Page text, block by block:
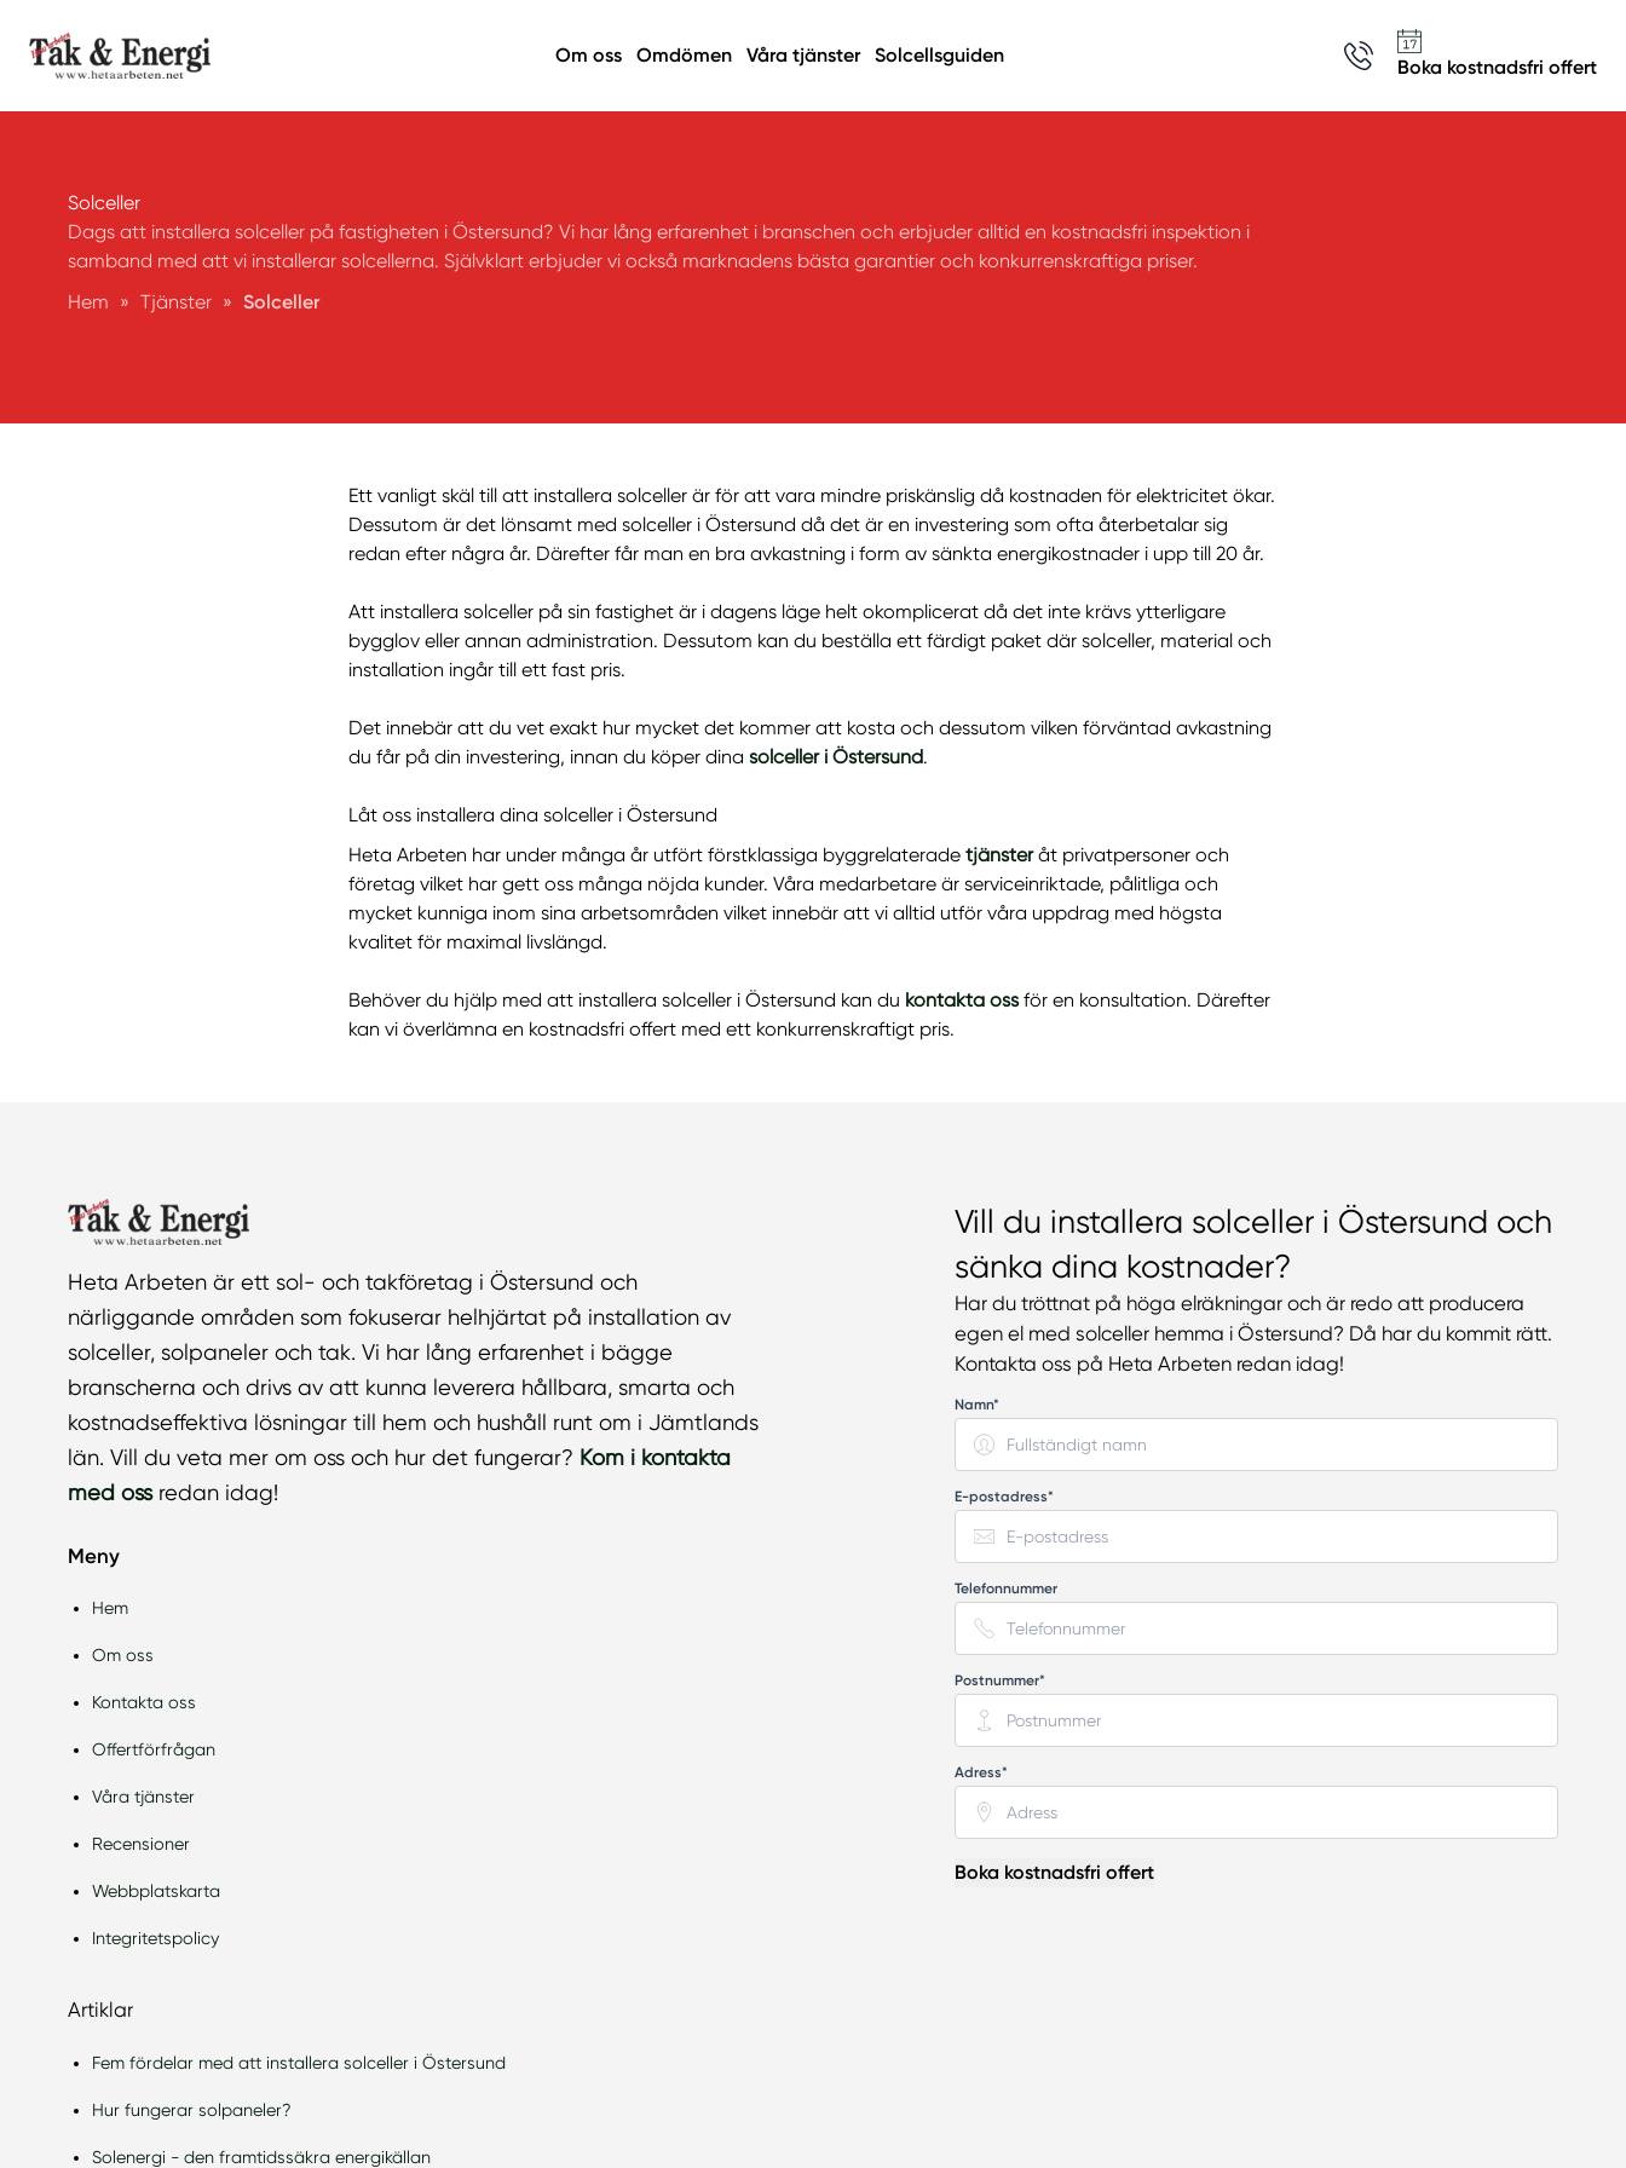
Om oss Omdömen Våra tjänster Solcellsguiden
Boka kostnadsfri offert
Solceller
Dags att installera solceller på fastigheten i Östersund? Vi har lång erfarenhet i branschen och erbjuder alltid en kostnadsfri inspektion i
samband med att vi installerar solcellerna. Självklart erbjuder vi också marknadens bästa garantier och konkurrenskraftiga priser.
Hem » Tjänster » Solceller
Ett vanligt skäl till att installera solceller är för att vara mindre priskänslig då kostnaden för elektricitet ökar.
Dessutom är det lönsamt med solceller i Östersund då det är en investering som ofta återbetalar sig
redan efter några år. Därefter får man en bra avkastning i form av sänkta energikostnader i upp till 20 år.
Att installera solceller på sin fastighet är i dagens läge helt okomplicerat då det inte krävs ytterligare
bygglov eller annan administration. Dessutom kan du beställa ett färdigt paket där solceller, material och
installation ingår till ett fast pris.
Det innebär att du vet exakt hur mycket det kommer att kosta och dessutom vilken förväntad avkastning
du får på din investering, innan du köper dina solceller i Östersund.
Låt oss installera dina solceller i Östersund
Heta Arbeten har under många år utfört förstklassiga byggrelaterade tjänsteråt privatpersoner och
företag vilket har gett oss många nöjda kunder. Våra medarbetare är serviceinriktade, pålitliga och
mycket kunniga inom sina arbetsområden vilket innebär att vi alltid utför våra uppdrag med högsta
kvalitet för maximal livslängd.
Behöver du hjälp med att installera solceller i Östersund kan du kontakta ossför en konsultation. Därefter
kan vi överlämna en kostnadsfri offert med ett konkurrenskraftigt pris.
Heta Arbeten är ett sol- och takföretag i Östersund och
närliggande områden som fokuserar helhjärtat på installation av
solceller, solpaneler och tak. Vi har lång erfarenhet i bägge
branscherna och drivs av att kunna leverera hållbara, smarta och
kostnadseffektiva lösningar till hem och hushåll runt om i Jämtlands
län. Vill du veta mer om oss och hur det fungerar? Kom i kontakta
med ossredan idag!
Meny
Hem
Om oss
Kontakta oss
Offertförfrågan
Våra tjänster
Recensioner
Webbplatskarta
Integritetspolicy
Artiklar
Fem fördelar med att installera solceller i Östersund
Hur fungerar solpaneler?
Solenergi - den framtidssäkra energikällan
Vill du installera solceller i Östersund och
sänka dina kostnader?
Har du tröttnat på höga elräkningar och är redo att producera
egen el med solceller hemma i Östersund? Då har du kommit rätt.
Kontakta oss på Heta Arbeten redan idag!
Namn*
E-postadress*
Telefonnummer
Postnummer*
Adress*
Boka kostnadsfri offert